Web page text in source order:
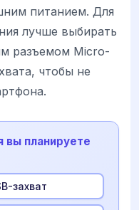
питанием. Для
лучше выбирать
разъемом Micro-
чтобы не
вы планируете
захват